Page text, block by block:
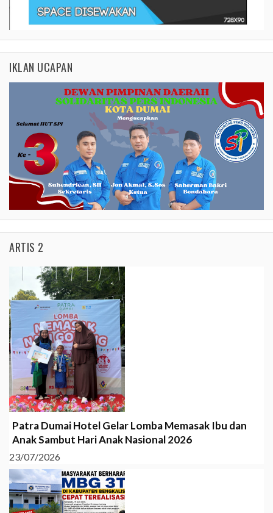
IKLAN UCAPAN
ARTIS 2
Patra Dumai Hotel Gelar Lomba Memasak Ibu dan
Anak Sambut Hari Anak Nasional 2026
23/07/2026